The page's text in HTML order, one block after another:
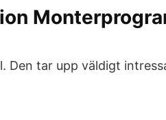
Den tar upp väldigt